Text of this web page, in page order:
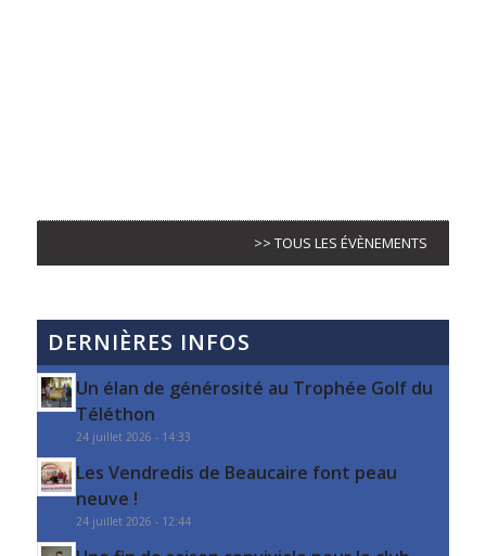
>> TOUS LES ÉVÈNEMENTS
DERNIÈRES INFOS
Un élan de générosité au Trophée Golf du
Téléthon
24 juillet 2026 - 14:33
Les Vendredis de Beaucaire font peau
neuve !
24 juillet 2026 - 12:44